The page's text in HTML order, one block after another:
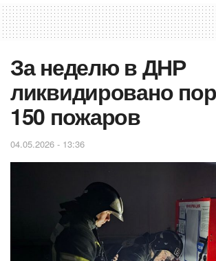
За неделю в ДНР
ликвидировано
150 пожаров
04.05.2026 - 13:36